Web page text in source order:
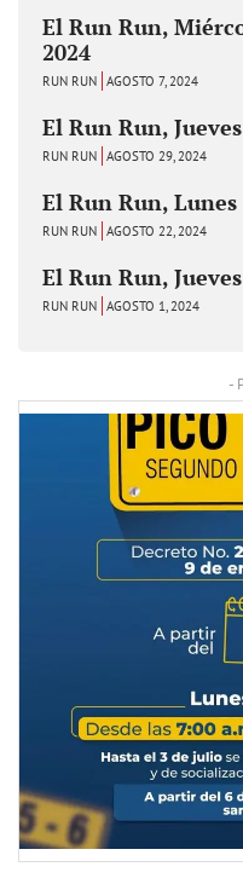
El Run Run,
2024
RUN RUN AGOSTO 7, 2024
El Run Run,
RUN RUN AGOSTO 29, 2024
El Run Run,
RUN RUN AGOSTO 22, 2024
El Run Run,
RUN RUN AGOSTO 1, 2024
-